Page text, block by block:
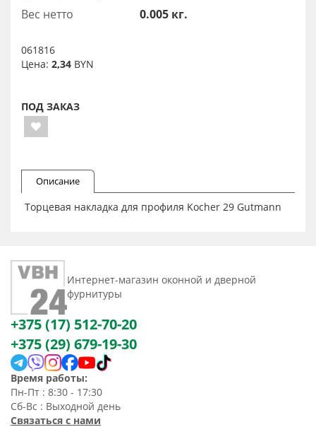
Вес нетто
0.005 кг.
061816
Цена: 2,34 BYN
ПОД ЗАКАЗ
Описание
Торцевая накладка для профиля Kocher 29 Gutmann
Интернет-магазин оконной и дверной
фурнитуры
+375 (17) 512-70-20
+375 (29) 679-19-30
Время работы:
Пн-Пт : 8:30 - 17:30
Сб-Вс : Выходной день
Связаться с нами